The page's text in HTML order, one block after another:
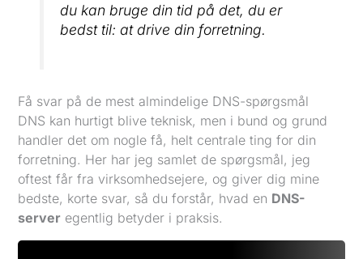
du kan bruge din tid på det, du er
bedst til: at drive din forretning.
Få svar på de mest almindelige DNS-spørgsmål
DNS kan hurtigt blive teknisk, men i bund og grund
handler det om nogle få, helt centrale ting for din
forretning. Her har jeg samlet de spørgsmål, jeg
oftest får fra virksomhedsejere, og giver dig mine
bedste, korte svar, så du forstår, hvad en DNS-
server egentlig betyder i praksis.